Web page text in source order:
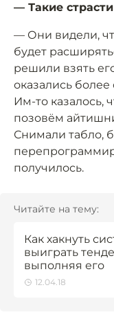
— Такие
— Они видели,
будет
решили взять
оказались
Им-то казалось,
позовём
Снимали табло,
получилось.
Читайте на тему:
Как хакнуть
выиграть
выполняя его
12.04.18